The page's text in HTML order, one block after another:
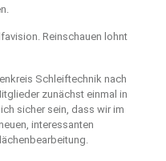
Reinschauen lohnt
Schleiftechnik nach
zunächst einmal in
sicher sein, dass wir im
interessanten